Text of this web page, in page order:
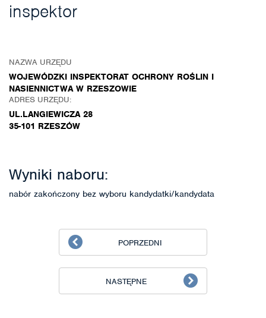
inspektor
NAZWA URZĘDU
WOJEWÓDZKI INSPEKTORAT OCHRONY ROŚLIN I
NASIENNICTWA W RZESZOWIE
ADRES URZĘDU:
UL.LANGIEWICZA 28
35-101 RZESZÓW
Wyniki naboru:
nabór zakończony bez wyboru kandydatki/kandydata
POPRZEDNI
NASTĘPNE